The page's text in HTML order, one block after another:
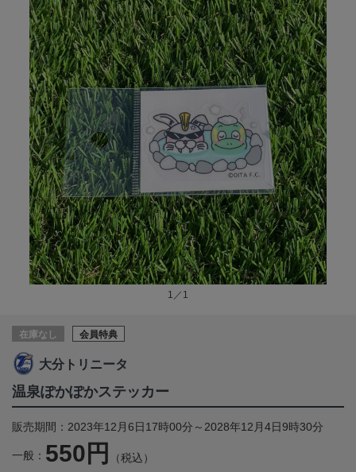
1／1
在庫なし 会員特典
大分トリニータ
温泉ぽかぽかステッカー
販売期間：2023年12月6日17時00分～2028年12月4日9時30分
一般： 550円 （税込）